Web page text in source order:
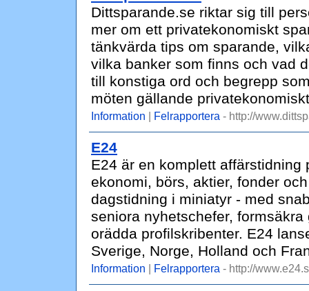
Dittsparande.se riktar sig till
mer om ett privatekonomiskt
tänkvärda tips om sparande,
vilka banker som finns och vad
till konstiga ord och begrepp
möten gällande
Information | Felrapportera - http://
E24
E24 är en komplett
ekonomi, börs, aktier, fonder
dagstidning i miniatyr - med
seniora nyhetschefer,
orädda profilskribenter. E24
Sverige, Norge, Holland och
Information | Felrapportera - http://